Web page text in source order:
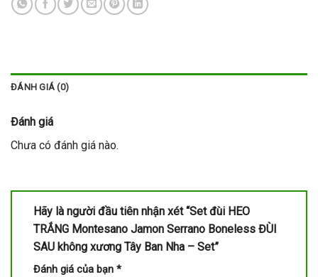
ĐÁNH GIÁ (0)
Đánh giá
Chưa có đánh giá nào.
Hãy là người đầu tiên nhận xét “Set đùi HEO
TRẮNG Montesano Jamon Serrano Boneless ĐÙI
SAU không xương Tây Ban Nha – Set”
Đánh giá của bạn *